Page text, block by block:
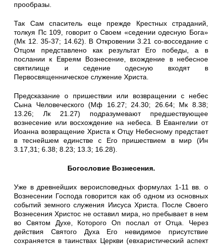
прообразы.
Так Сам спаситель еще прежде Крестных страданий,
толкуя Пс 109, говорит о Своем «седении одесную Бога»
(Мк 12. 35-37; 14.62). В Откровении 3.21 со-восседание с
Отцом представлено как результат Его победы, а в
послании к Евреям Вознесение, вхождение в небесное
святилище и седение одесную входят в
Первосвященническое служение Христа.
Предсказание о пришествии или возвращении с небес
Сына Человеческого (Мф 16.27; 24.30; 26.64; Мк 8.38;
13.26; Лк 21.27) подразумевают предшествующее
вознесение или восхождение на небеса. В Евангелии от
Иоанна возвращение Христа к Отцу Небесному предстает
в теснейшем единстве с Его пришествием в мир (Ин
3.17,31; 6.38; 8.23; 13.3; 16.28).
Богословие Вознесения.
Уже в древнейших вероисповедных формулах 1-11 вв. о
Вознесении Господа говорится как об одном из основных
событий земного служения Иисуса Христа. После Своего
Вознесения Христос не оставил мира, но пребывает в нем
во Святом Духе, Которого Оп послал от Отца. Через
действия Святого Духа Его невидимое присутствие
сохраняется в таинствах Церкви (евхаристический аспект